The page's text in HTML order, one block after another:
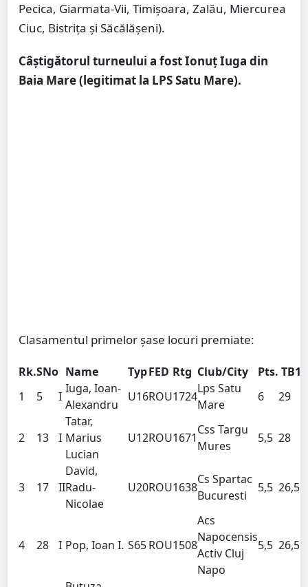
Pecica, Giarmata-Vii, Timișoara, Zalău, Miercurea
Ciuc, Bistrița și Săcălășeni).
Câștigătorul turneului a fost Ionuț Iuga din
Baia Mare (legitimat la LPS Satu Mare).
Clasamentul primelor șase locuri premiate:
Rk.SNo Name TypFED Rtg Club/City Pts. TB1
1
5 I
Iuga, Ioan-
Alexandru
U16ROU1724
Lps Satu
Mare
6 29
2 13 I
Tatar,
Marius
Lucian
U12ROU1671
Css Targu
Mures
5,5 28
3 17 II
David,
Radu-
Nicolae
U20ROU1638
Cs Spartac
Bucuresti
5,5 26,5
4 28 I Pop, Ioan I. S65ROU1508
Acs
Napocensis
Activ Cluj
Napo
5,5 26,5